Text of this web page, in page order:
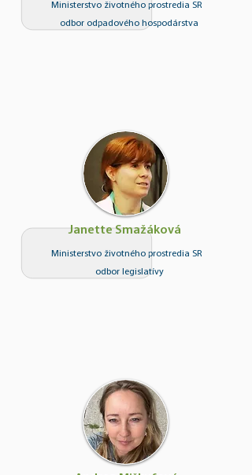
Ministerstvo životného prostredia SR
odbor odpadového hospodárstva
Janette Smažáková
Ministerstvo životného prostredia SR
odbor legislatívy